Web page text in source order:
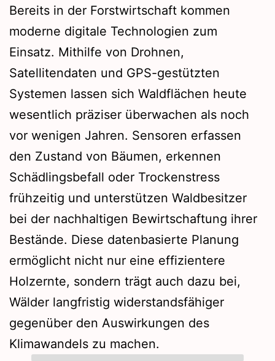
Bereits in der Forstwirtschaft kommen
moderne digitale Technologien zum
Einsatz. Mithilfe von Drohnen,
Satellitendaten und GPS-gestützten
Systemen lassen sich Waldflächen heute
wesentlich präziser überwachen als noch
vor wenigen Jahren. Sensoren erfassen
den Zustand von Bäumen, erkennen
Schädlingsbefall oder Trockenstress
frühzeitig und unterstützen Waldbesitzer
bei der nachhaltigen Bewirtschaftung ihrer
Bestände. Diese datenbasierte Planung
ermöglicht nicht nur eine effizientere
Holzernte, sondern trägt auch dazu bei,
Wälder langfristig widerstandsfähiger
gegenüber den Auswirkungen des
Klimawandels zu machen.